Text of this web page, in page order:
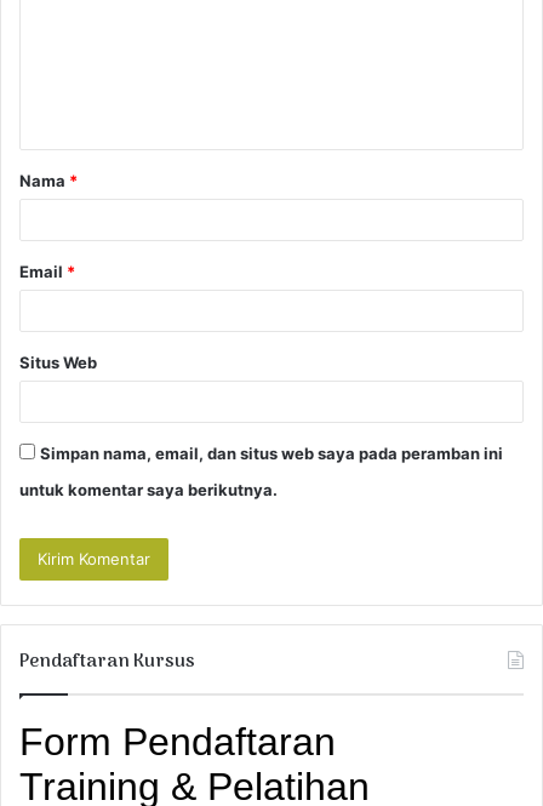
a
r
Nama *
Email *
Situs Web
Simpan nama, email, dan situs web saya pada peramban ini
untuk komentar saya berikutnya.
Pendaftaran Kursus